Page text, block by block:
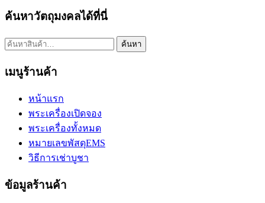
ค้นหาวัตถุมงคลได้ที่นี่
ค้นหา: ค้นหา
เมนูร้านค้า
หน้าแรก
พระเครื่องเปิดจอง
พระเครื่องทั้งหมด
หมายเลขพัสดุEMS
วิธีการเช่าบูชา
ข้อมูลร้านค้า